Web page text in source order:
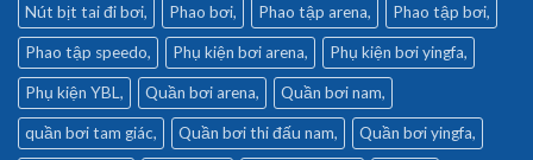
Nút bịt tai đi bơi Phao bơi Phao tập arena Phao tập bơi
Phao tập speedo Phụ kiện bơi arena Phụ kiện bơi yingfa
Phụ kiện YBL Quần bơi arena Quần bơi nam
quần bơi tam giác Quần bơi thi đấu nam Quần bơi yingfa